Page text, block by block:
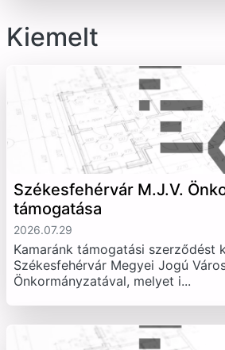
Kiemelt
Székesfehérvár M.J.V.
támogatása
2026.07.29
Kamaránk támogatási szerződést
Székesfehérvár Megyei Jogú
Önkormányzatával, melyet i...